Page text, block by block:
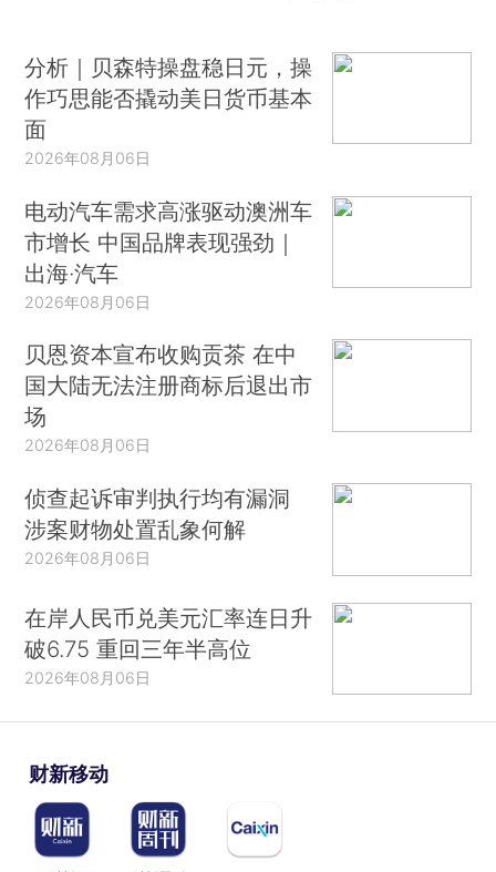
分析｜贝森特操盘稳日元，操
作巧思能否撬动美日货币基本
面
2026年08月06日
电动汽车需求高涨驱动澳洲车
市增长 中国品牌表现强劲｜
出海·汽车
2026年08月06日
贝恩资本宣布收购贡茶 在中
国大陆无法注册商标后退出市
场
2026年08月06日
侦查起诉审判执行均有漏洞
涉案财物处置乱象何解
2026年08月06日
在岸人民币兑美元汇率连日升
破6.75 重回三年半高位
2026年08月06日
财新移动